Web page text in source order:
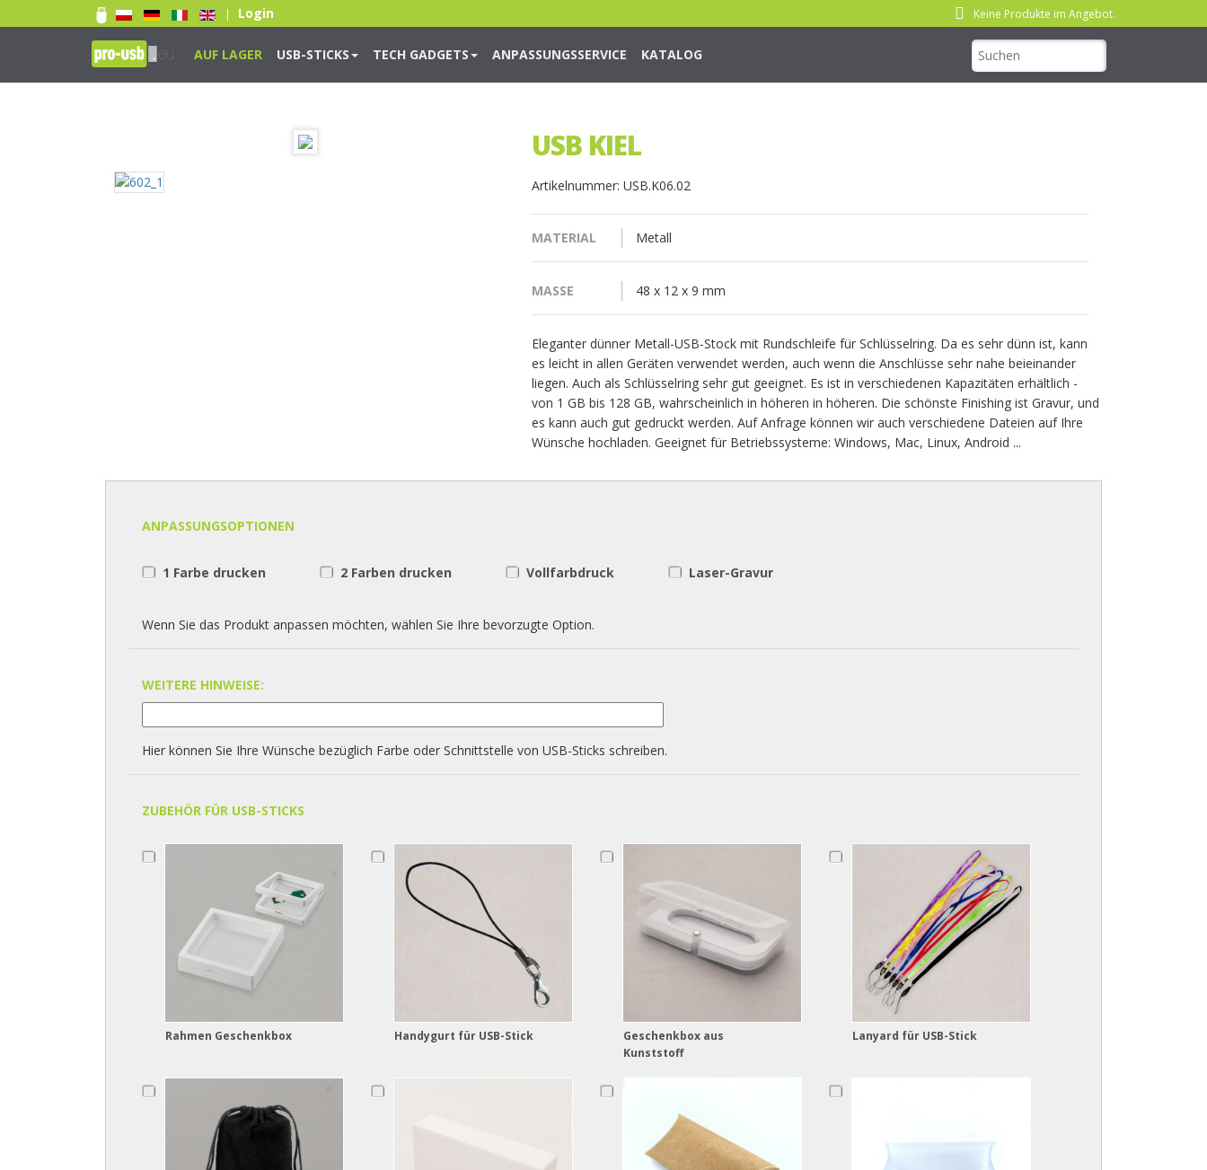
| Login Keine Produkte im Angebot.
AUF LAGER USB-STICKS TECH GADGETS ANPASSUNGSSERVICE KATALOG
USB KIEL
Artikelnummer: USB.K06.02
MATERIAL Metall
MASSE 48 x 12 x 9 mm
Eleganter dünner Metall-USB-Stock mit Rundschleife für Schlüsselring. Da es sehr dünn ist, kann
es leicht in allen Geräten verwendet werden, auch wenn die Anschlüsse sehr nahe beieinander
liegen. Auch als Schlüsselring sehr gut geeignet. Es ist in verschiedenen Kapazitäten erhältlich -
von 1 GB bis 128 GB, wahrscheinlich in höheren in höheren. Die schönste Finishing ist Gravur, und
es kann auch gut gedruckt werden. Auf Anfrage können wir auch verschiedene Dateien auf Ihre
Wünsche hochladen. Geeignet für Betriebssysteme: Windows, Mac, Linux, Android ...
ANPASSUNGSOPTIONEN
1 Farbe drucken 2 Farben drucken Vollfarbdruck Laser-Gravur
Wenn Sie das Produkt anpassen möchten, wählen Sie Ihre bevorzugte Option.
WEITERE HINWEISE:
Hier können Sie Ihre Wünsche bezüglich Farbe oder Schnittstelle von USB-Sticks schreiben.
ZUBEHÖR FÜR USB-STICKS
Rahmen Geschenkbox Handygurt für USB-Stick
Geschenkbox aus
Kunststoff
Lanyard für USB-Stick